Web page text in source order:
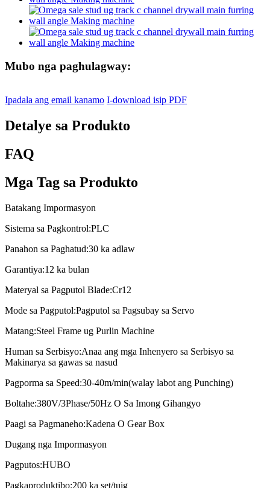
Mubo nga paghulagway:
Ipadala ang email kanamo I-download isip PDF
Detalye sa Produkto
FAQ
Mga Tag sa Produkto
Batakang Impormasyon
Sistema sa Pagkontrol:PLC
Panahon sa Paghatud:30 ka adlaw
Garantiya:12 ka bulan
Materyal sa Pagputol Blade:Cr12
Mode sa Pagputol:Pagputol sa Pagsubay sa Servo
Matang:Steel Frame ug Purlin Machine
Human sa Serbisyo:Anaa ang mga Inhenyero sa Serbisyo sa
Makinarya sa gawas sa nasud
Pagporma sa Speed:30-40m/min(walay labot ang Punching)
Boltahe:380V/3Phase/50Hz O Sa Imong Gihangyo
Paagi sa Pagmaneho:Kadena O Gear Box
Dugang nga Impormasyon
Pagputos:HUBO
Pagkaproduktibo:200 ka set/tuig